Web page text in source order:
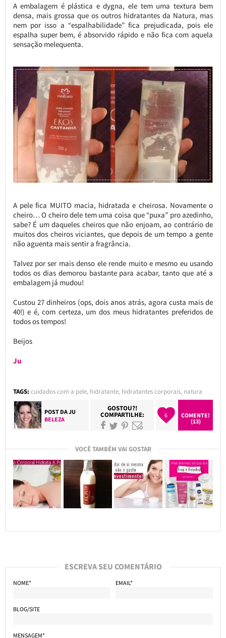
A embalagem é plástica e dygna, ele tem uma textura bem
densa, mais grossa que os outros hidratantes da Natura, mas
nem por isso a “espalhabilidade” fica prejudicada, pois ele
espalha super bem, é absorvido rápido e não fica com aquela
sensação melequenta.
A pele fica MUITO macia, hidratada e cheirosa. Novamente o
cheiro… O cheiro dele tem uma coisa que “puxa” pro azedinho,
sabe? É um daqueles cheiros que não enjoam, ao contrário de
muitos dos cheiros viciantes, que depois de um tempo a gente
não aguenta mais sentir a fragrância.
Talvez por ser mais denso ele rende muito e mesmo eu usando
todos os dias demorou bastante para acabar, tanto que até a
embalagem já mudou!
Custou 27 dinheiros (ops, dois anos atrás, agora custa mais de
40!) e é, com certeza, um dos meus hidratantes preferidos de
todos os tempos!
Beijos
Ju
TAGS: cuidados com a pele, hidratante, hidratantes corporais, natura
POST DAJU
BELEZA
GOSTOU?!
COMPARTILHE: 6
COMENTE!
(13)
VOCÊ TAMBÉM VAI GOSTAR
ESCREVA SEU COMENTÁRIO
NOME* EMAIL*
BLOG/SITE
MENSAGEM*